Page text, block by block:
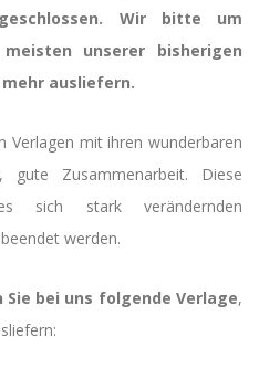
Wir bitte um
unserer bisherigen
ausliefern.
Verlagen mit ihren wunderbaren
Zusammenarbeit. Diese
sich stark verändernden
werden.
bei uns folgende Verlage,